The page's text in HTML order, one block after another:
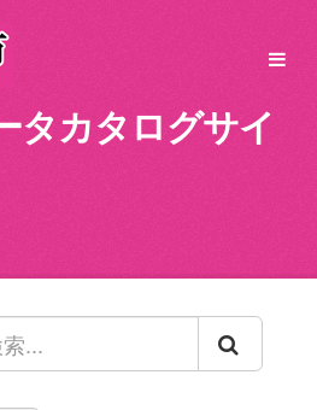
タカタログサイ